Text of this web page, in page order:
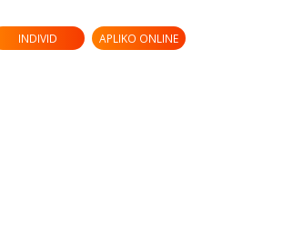
INDIVID APLIKO ONLINE